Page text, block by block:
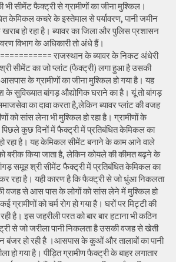
भी सीमेंट फैक्ट्री से ग्रामीणों का जीना मुश्किल।
केमिकल कचरे के इस्तेमाल से पर्यावरण, पानी जमीन
हो रहा है। ब्यावर का जिला और पुलिस प्रशासन
विभाग के अधिकारी तो अंधे हैं।
राजस्थान के ब्यावर के निकट अंधेरी
सीमेंट का जो प्लांट (फैक्ट्री) लगा हुआ है उसकी
के ग्रामीणों का जीना मुश्किल हो गया है। यह
के सुविख्यात बांगड़ औद्योगिक घराने का है। यूं तो बांगड़
का दावा करता है,लेकिन ब्यावर प्लांट की वजह
को सांस लेना भी मुश्किल हो रहा है। ग्रामीणों के
कुछ दिनों में फैक्ट्री में प्रतिबंधित केमिकल का
रहा है। यह केमिकल सीमेंट बनाने के काम आने वाले
बरीक किया जाता है, लेकिन कोयले की कीमत बढ़ने के
समूह श्री सीमेंट फैक्ट्री में प्रतिबंधित केमिकल का
रहा है। यही कारण है कि फैक्ट्री से जो धुंआ निकलता
वजह से आस पास के लोगों को सांस लेने में मुश्किल हो
ग्रामीणों को चर्म रोग हो गया है। घरों पर मिट्टी की
है। इस जहरीली परत को बार बार हटाना भी कठिन
से जो जरीला पानी निकलता है उसकी वजह से खेती
बंजर हो रही है ।आसपास के कुओं और तालाबों का पानी
हो गया है। पीड़ित ग्रामीण फैक्ट्री के बाहर लगातार